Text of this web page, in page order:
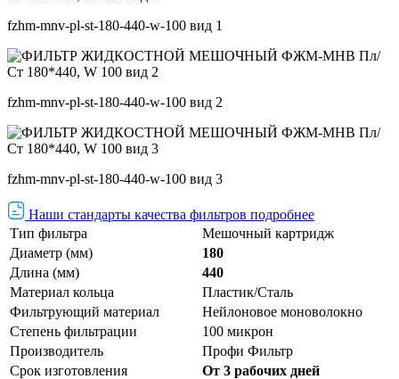
fzhm-mnv-pl-st-180-440-w-100 вид 1
fzhm-mnv-pl-st-180-440-w-100 вид 2
fzhm-mnv-pl-st-180-440-w-100 вид 3
Наши стандарты качества фильтров подробнее
Тип фильтра
Мешочный картридж
Диаметр (мм)
180
Длина (мм)
440
Материал кольца
Пластик/Сталь
Фильтрующий материал
Нейлоновое моноволокно
Степень фильтрации
100 микрон
Производитель
Профи Фильтр
Срок изготовления
От 3 рабочих дней